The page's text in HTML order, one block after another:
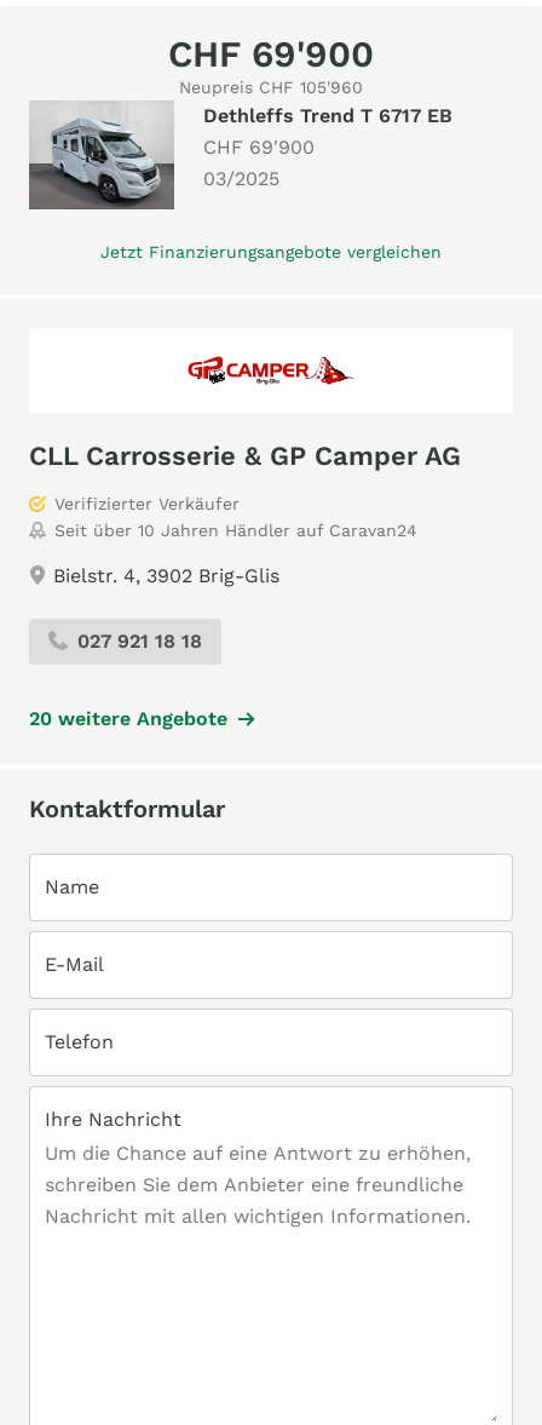
CHF 69'900
Neupreis CHF 105'960
Dethleffs Trend T 6717 EB
CHF 69'900
03/2025
Jetzt Finanzierungsangebote vergleichen
CLL Carrosserie & GP Camper AG
Verifizierter Verkäufer
Seit über 10 Jahren Händler auf Caravan24
Bielstr. 4, 3902 Brig-Glis
027 921 18 18
20 weitere Angebote
Kontaktformular
Name
E-Mail
Telefon
Ihre Nachricht